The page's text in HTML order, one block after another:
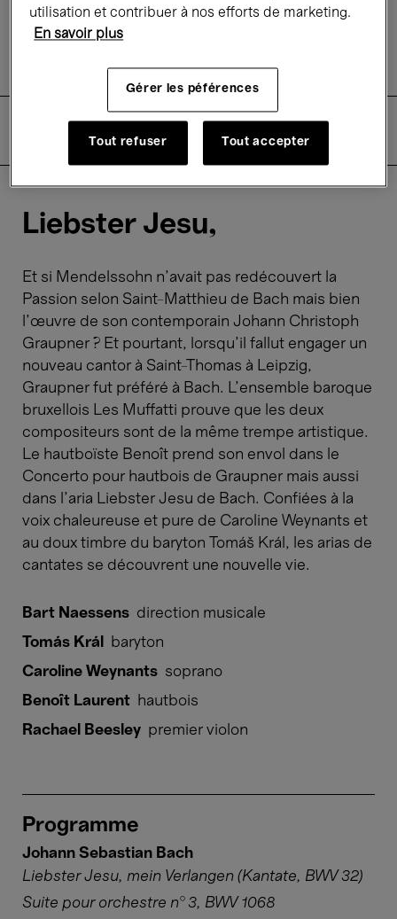
Musique classique
Musique ancienne
Descriptif
Informations pratiques
Liebster Jesu,
Et si Mendelssohn n’avait pas redécouvert la
Passion selon Saint-Matthieu de Bach mais bien
l’œuvre de son contemporain Johann Christoph
Graupner ? Et pourtant, lorsqu’il fallut engager un
nouveau cantor à Saint-Thomas à Leipzig,
Graupner fut préféré à Bach. L’ensemble baroque
bruxellois Les Muffatti prouve que les deux
compositeurs sont de la même trempe artistique.
Le hautboïste Benoît prend son envol dans le
Concerto pour hautbois de Graupner mais aussi
dans l’aria Liebster Jesu de Bach. Confiées à la
voix chaleureuse et pure de Caroline Weynants et
au doux timbre du baryton Tomáš Král, les arias de
cantates se découvrent une nouvelle vie.
Bart Naessens direction musicale
Tomás Král baryton
Caroline Weynants soprano
Benoît Laurent hautbois
Rachael Beesley premier violon
Programme
Johann Sebastian Bach
Liebster Jesu, mein Verlangen (Kantate, BWV 32)
Suite pour orchestre n° 3, BWV 1068
utilisation et contribuer à nos efforts de marketing.
En savoir plus
Gérer les péférences
Tout refuser Tout accepter